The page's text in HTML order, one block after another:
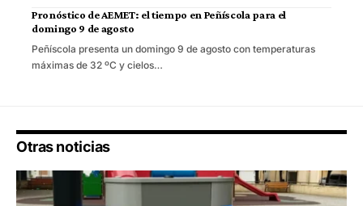
Pronóstico de AEMET: el tiempo en Peñíscola para el
domingo 9 de agosto
Peñíscola presenta un domingo 9 de agosto con temperaturas
máximas de 32 ºC y cielos…
Otras noticias